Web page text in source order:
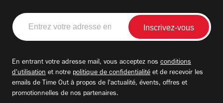
Entrez
votre
adresse
En entrant votre adresse mail, vous acceptez nos conditions
d'utilisation et notre politique de confidentialité et de recevoir les
emails de Time Out à propos de l'actualité, évents, offres et
promotionnelles de nos partenaires.